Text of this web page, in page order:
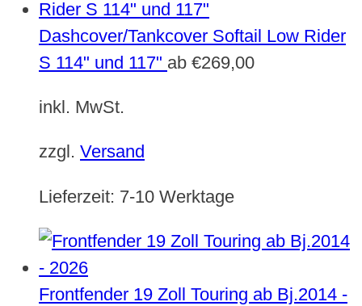
Dashcover/Tankcover Softail Low Rider
S 114" und 117" ab €269,00
inkl. MwSt.
zzgl. Versand
Lieferzeit: 7-10 Werktage
Frontfender 19 Zoll Touring ab Bj.2014 -